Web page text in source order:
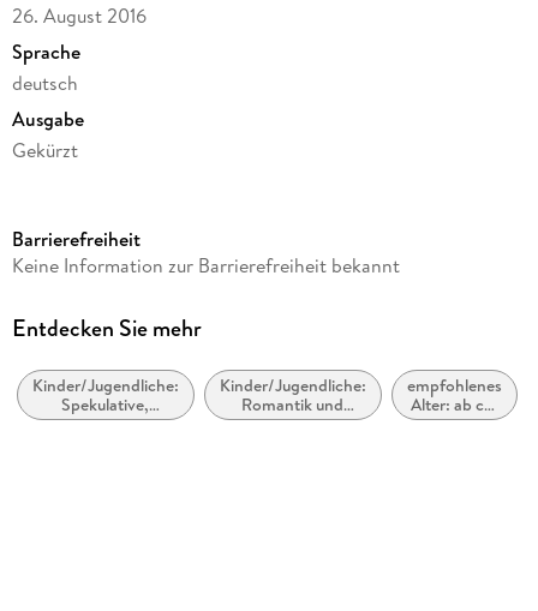
26. August 2016
Sprache
deutsch
Ausgabe
Gekürzt
Laufzeit
Altersempfehlung
Reihe
Selection, 5
Barrierefreiheit
Keine Information zur Barrierefreiheit bekannt
Entdecken Sie mehr
Kinder/Jugendliche:
Spekulative,
utopische und
Kinder/Jugendliche:
Romantik und
Liebesgeschichten
empfohlenes
Alter: ab ca.
14 Jahre